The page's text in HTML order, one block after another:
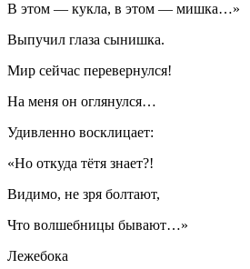
В этом — кукла, в этом — мишка…»
Выпучил глаза сынишка.
Мир сейчас перевернулся!
На меня он оглянулся…
Удивленно восклицает:
«Но откуда тётя знает?!
Видимо, не зря болтают,
Что волшебницы бывают…»
Лежебока